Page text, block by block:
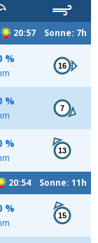
20:57 Sonne: 7h
%
16
%
7
%
13
20:54 Sonne: 11h
%
15